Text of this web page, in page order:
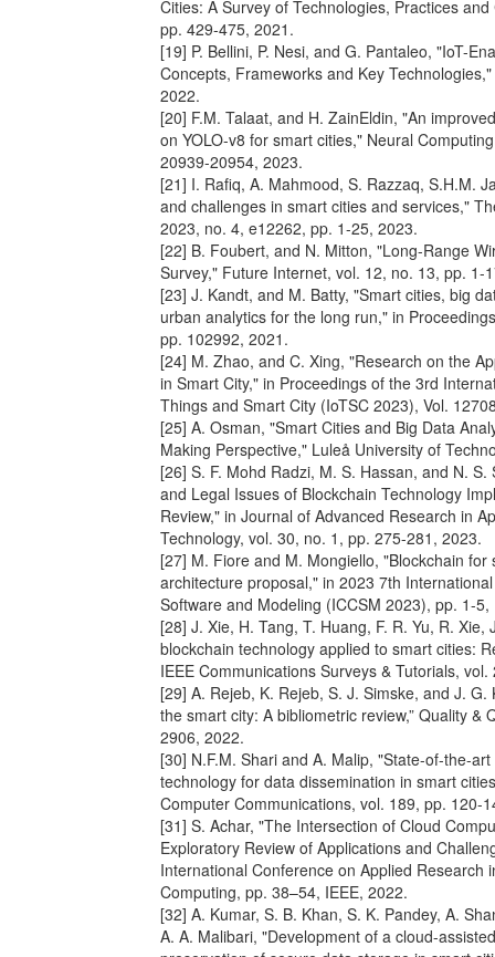
Cities: A Survey of Technologies, Practices
pp. 429-475, 2021.
[19] P. Bellini, P. Nesi, and G. Pantaleo, "IoT-
Concepts, Frameworks and Key
2022.
[20] F.M. Talaat, and H. ZainEldin, "An
on YOLO-v8 for smart cities," Neural
20939-20954, 2023.
[21] I. Rafiq, A. Mahmood, S. Razzaq, S.H.M.
and challenges in smart cities and services,"
2023, no. 4, e12262, pp. 1-25, 2023.
[22] B. Foubert, and N. Mitton, "Long-Range
Survey," Future Internet, vol. 12, no. 13, pp. 1-
[23] J. Kandt, and M. Batty, "Smart cities, big
urban analytics for the long run," in
pp. 102992, 2021.
[24] M. Zhao, and C. Xing, "Research on the
in Smart City," in Proceedings of the 3rd
Things and Smart City (IoTSC 2023), Vol.
[25] A. Osman, "Smart Cities and Big Data
Making Perspective," Luleå University of
[26] S. F. Mohd Radzi, M. S. Hassan, and N.
and Legal Issues of Blockchain Technology
Review," in Journal of Advanced Research in
Technology, vol. 30, no. 1, pp. 275-281, 2023.
[27] M. Fiore and M. Mongiello, "Blockchain
architecture proposal," in 2023 7th
Software and Modeling (ICCSM 2023), pp. 1-5,
[28] J. Xie, H. Tang, T. Huang, F. R. Yu, R. Xie,
blockchain technology applied to smart cities:
IEEE Communications Surveys & Tutorials,
[29] A. Rejeb, K. Rejeb, S. J. Simske, and J.
the smart city: A bibliometric review,” Quality &
2906, 2022.
[30] N.F.M. Shari and A. Malip, "State-of-the-
technology for data dissemination in smart
Computer Communications, vol. 189, pp. 120-
[31] S. Achar, "The Intersection of Cloud
Exploratory Review of Applications and
International Conference on Applied Research
Computing, pp. 38–54, IEEE, 2022.
[32] A. Kumar, S. B. Khan, S. K. Pandey, A.
A. A. Malibari, "Development of a cloud-